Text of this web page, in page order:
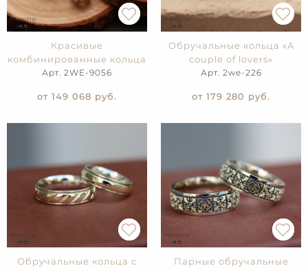
Красивые
комбинированные кольца
Арт. 2WE-9056
от 149 068 руб.
Обручальные кольца «A
couple of lovers»
Арт. 2we-226
от 179 280 руб.
Обручальные кольца с
Парные обручальные